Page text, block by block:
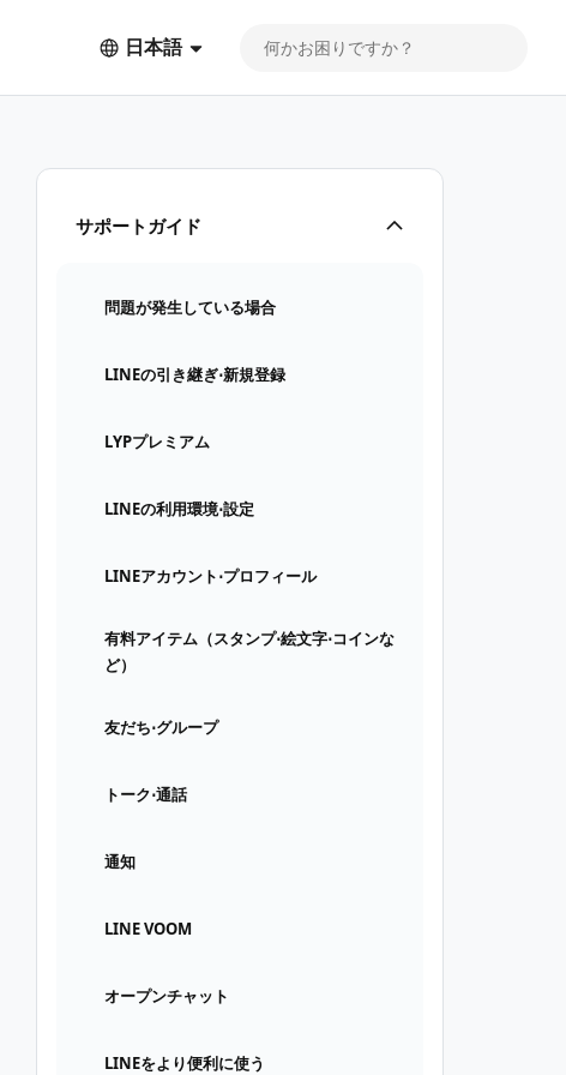
日本語
サポートガイド
問題が発生している場合
LINEの引き継ぎ⋅新規登録
LYPプレミアム
LINEの利用環境⋅設定
LINEアカウント⋅プロフィール
有料アイテム（スタンプ⋅絵文字⋅コインな
ど）
友だち⋅グループ
トーク⋅通話
通知
LINE VOOM
オープンチャット
LINEをより便利に使う